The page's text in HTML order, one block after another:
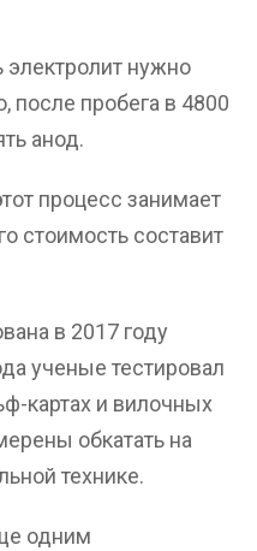
электролит нужно
после пробега в 4800
анод.
процесс занимает
стоимость составит
в 2017 году
ученые тестировал
картах и вилочных
обкатать на
технике.
одним